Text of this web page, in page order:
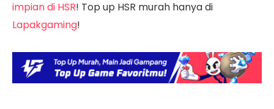
impian di HSR! Top up HSR murah hanya di
Lapakgaming!